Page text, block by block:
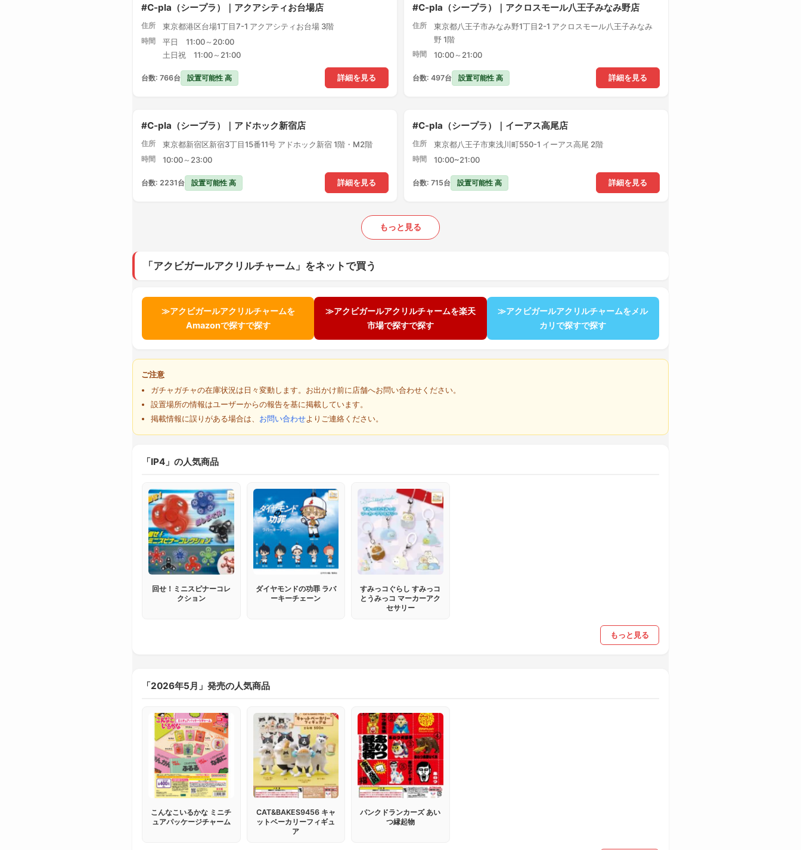
#C-pla（シープラ）｜アクアシティお台場店
住所 東京都港区台場1丁目7-1 アクアシティお台場 3階
時間
平日 11:00～20:00
土日祝 11:00～21:00
詳細を見る
台数: 766台 設置可能性 高
#C-pla（シープラ）｜アクロスモール八王子みなみ野店
住所
東京都八王子市みなみ野1丁目2-1 アクロスモール八王子みなみ
野 1階
時間 10:00～21:00
詳細を見る
台数: 497台 設置可能性 高
#C-pla（シープラ）｜アドホック新宿店
住所 東京都新宿区新宿3丁目15番11号 アドホック新宿 1階・M2階
時間 10:00～23:00
詳細を見る
台数: 2231台 設置可能性 高
#C-pla（シープラ）｜イーアス高尾店
住所 東京都八王子市東浅川町550-1 イーアス高尾 2階
時間 10:00~21:00
詳細を見る
台数: 715台 設置可能性 高
もっと見る
「アクビガールアクリルチャーム」をネットで買う
≫アクビガールアクリルチャームを
Amazonで探すで探す
≫アクビガールアクリルチャームを楽天
市場で探すで探す
≫アクビガールアクリルチャームをメル
カリで探すで探す
ご注意
ガチャガチャの在庫状況は日々変動します。お出かけ前に店舗へお問い合わせください。
設置場所の情報はユーザーからの報告を基に掲載しています。
掲載情報に誤りがある場合は、 お問い合わせよりご連絡ください。
「IP4」の人気商品
回せ！ミニスピナーコレ
クション
ダイヤモンドの功罪 ラバ
ーキーチェーン
すみっコぐらし すみっコ
とうみっコ マーカーアク
セサリー
もっと見る
「2026年5月」発売の人気商品
こんなこいるかな ミニチ
ュアパッケージチャーム
CAT&BAKES9456 キャ
ットベーカリーフィギュ
ア
パンクドランカーズ あい
つ縁起物